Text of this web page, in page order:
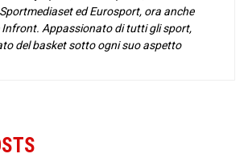
ed Eurosport, ora anche
Infront. Appassionato di tutti gli sport,
del basket sotto ogni suo aspetto